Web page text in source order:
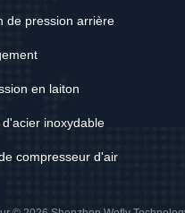
de pression arrière
en laiton
inoxydable
compresseur d'air